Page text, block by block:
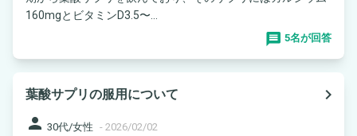
160mgとビタミンD3.5〜...
5名が回答
葉酸サプリの服用について
navigate_next
person 30代/女性 - 2026/02/02